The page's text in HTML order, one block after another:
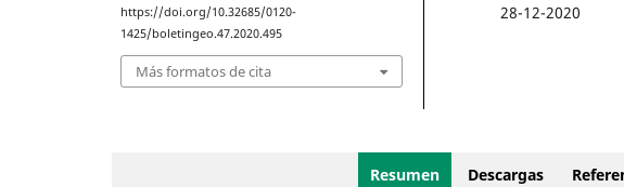
https://doi.org/10.32685/0120-
1425/boletingeo.47.2020.495
Más formatos de cita
28-12-2020
Resumen Descargas